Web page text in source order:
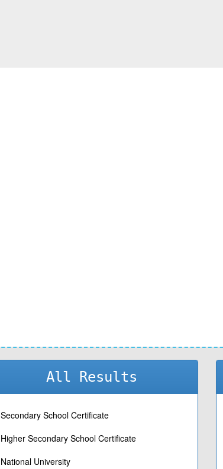
All Results
Secondary School Certificate
Higher Secondary School Certificate
National University